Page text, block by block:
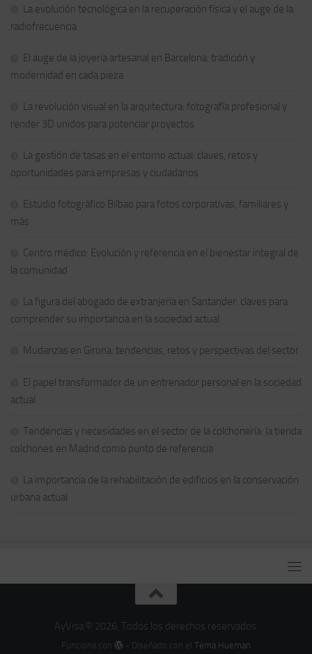
La evolución tecnológica en la recuperación física y el auge de la
radiofrecuencia
El auge de la joyería artesanal en Barcelona: tradición y
modernidad en cada pieza
La revolución visual en la arquitectura: fotografía profesional y
render 3D unidos para potenciar proyectos
La gestión de tasas en el entorno actual: claves, retos y
oportunidades para empresas y ciudadanos
Estudio fotográfico Bilbao para fotos corporativas, familiares y
más
Centro médico: Evolución y referencia en el bienestar integral de
la comunidad
La figura del abogado de extranjería en Santander: claves para
comprender su importancia en la sociedad actual
Mudanzas en Girona: tendencias, retos y perspectivas del sector
El papel transformador de un entrenador personal en la sociedad
actual
Tendencias y necesidades en el sector de la colchonería: la tienda
colchones en Madrid como punto de referencia
La importancia de la rehabilitación de edificios en la conservación
urbana actual
AyVisa © 2026. Todos los derechos reservados.
Funciona con - Diseñado con elTema Hueman